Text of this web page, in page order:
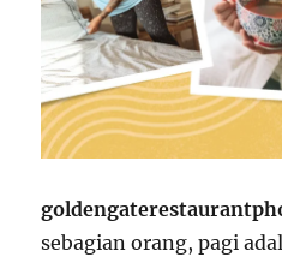
sebagian orang, pagi